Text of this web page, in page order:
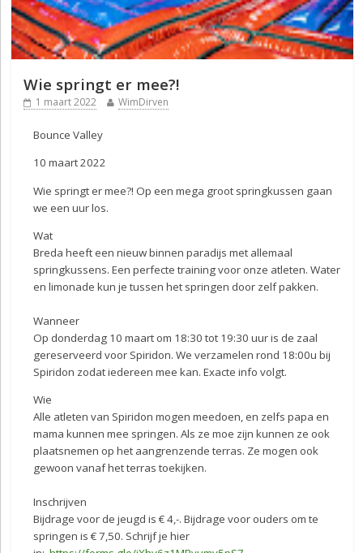
Wie springt er mee?!
1 maart 2022 WimDirven
Bounce Valley
10 maart 2022
Wie springt er mee?! Op een mega groot springkussen gaan
we een uur los.
Wat
Breda heeft een nieuw binnen paradijs met allemaal
springkussens. Een perfecte training voor onze atleten. Water
en limonade kun je tussen het springen door zelf pakken.
Wanneer
Op donderdag 10 maart om 18:30 tot 19:30 uur is de zaal
gereserveerd voor Spiridon. We verzamelen rond 18:00u bij
Spiridon zodat iedereen mee kan. Exacte info volgt.
Wie
Alle atleten van Spiridon mogen meedoen, en zelfs papa en
mama kunnen mee springen. Als ze moe zijn kunnen ze ook
plaatsnemen op het aangrenzende terras. Ze mogen ook
gewoon vanaf het terras toekijken.
Inschrijven
Bijdrage voor de jeugd is € 4,-. Bijdrage voor ouders om te
springen is € 7,50. Schrijf je hier